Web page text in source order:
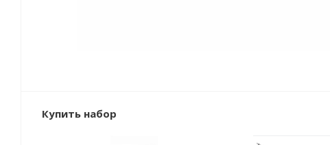
Купить набор